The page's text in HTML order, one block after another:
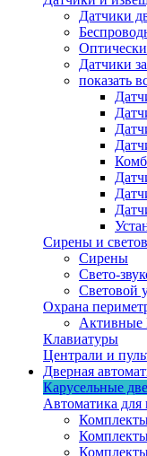
Датчики
Датчики
показать
Сирены и
Сирены
Свето-
Световой
Охрана
Активные
Клавиатуры
Централи и
Дверная
Карусельные
Автоматика для